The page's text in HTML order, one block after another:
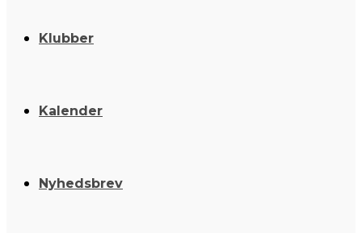
Klubber
Kalender
Nyhedsbrev